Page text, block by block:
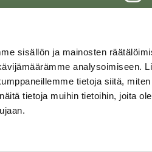
sisällön ja mainosten
analysoimiseen.
tietoja siitä,
tietoja muihin tietoihin, joita